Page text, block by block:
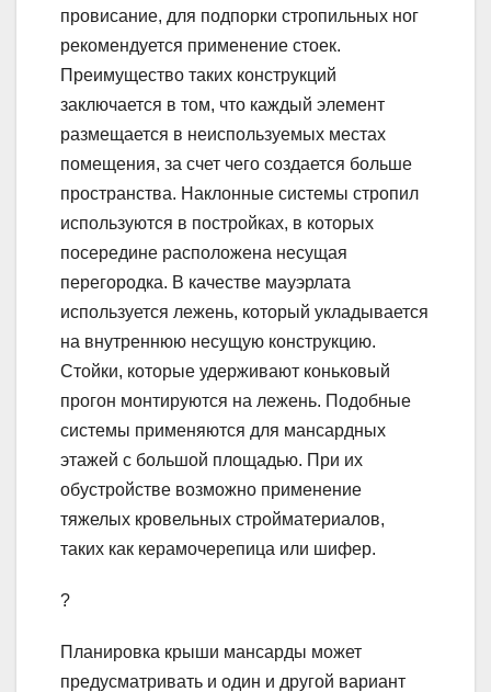
провисание, для подпорки стропильных ног
рекомендуется применение стоек.
Преимущество таких конструкций
заключается в том, что каждый элемент
размещается в неиспользуемых местах
помещения, за счет чего создается больше
пространства. Наклонные системы стропил
используются в постройках, в которых
посередине расположена несущая
перегородка. В качестве мауэрлата
используется лежень, который укладывается
на внутреннюю несущую конструкцию.
Стойки, которые удерживают коньковый
прогон монтируются на лежень. Подобные
системы применяются для мансардных
этажей с большой площадью. При их
обустройстве возможно применение
тяжелых кровельных стройматериалов,
таких как керамочерепица или шифер.
?
Планировка крыши мансарды может
предусматривать и один и другой вариант